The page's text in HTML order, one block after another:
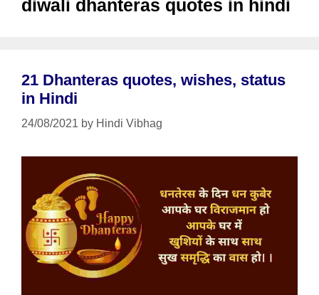
diwali dhanteras quotes in hindi
21 Dhanteras quotes, wishes, status
in Hindi
24/08/2021 by Hindi Vibhag